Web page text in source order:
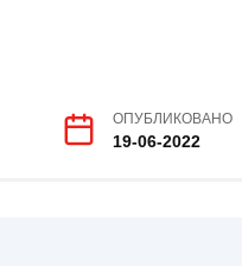
ОПУБЛИКОВАНО
19-06-2022